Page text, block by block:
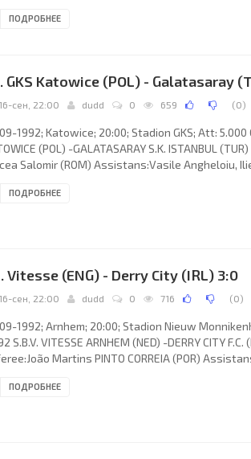
44; 1-2 Andrzej Juskowiak 83.
ПОДРОБНЕЕ
GKS Katowice (POL) - Galatasaray
16-сен, 22:00 dudd 0 659 (0)
1992; Katowice; 20:00; Stadion GKS; Att: 5.000
(POL) -GALATASARAY S.K. ISTANBUL
Salomir (ROM) Assistans:Vasile Angheloiu,
Szewczyk, Dariusz Grzesik, Zdzisław Strojek
ПОДРОБНЕЕ
Vitesse (ENG) - Derry City (IRL) 3:0
16-сен, 22:00 dudd 0 716 (0)
1992; Arnhem; 20:00; Stadion Nieuw
S.B.V. VITESSE ARNHEM (NED) -DERRY CITY
Martins PINTO CORREIA (POR)
Goals: 1-0 John van den Brom 20; 2-0 John van
ПОДРОБНЕЕ